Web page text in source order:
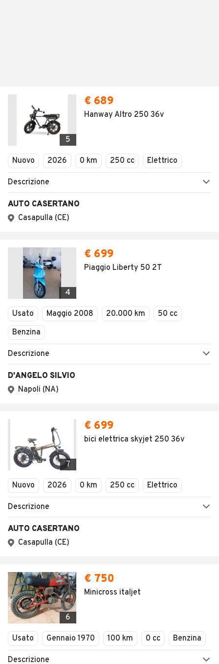
5
€ 689
Hanway Altro 250 36v
Nuovo 2026 0 km 250 cc Elettrico
Descrizione
AUTO CASERTANO
Casapulla (CE)
4
€ 699
Piaggio Liberty 50 2T
Usato Maggio 2008 20.000 km
50 cc
Benzina
Descrizione
D'ANGELO SILVIO
Napoli (NA)
7
€ 699
bici elettrica skyjet 250 36v
Nuovo 2026 0 km 250 cc Elettrico
Descrizione
AUTO CASERTANO
Casapulla (CE)
6
€ 750
Minicross italjet
Usato Gennaio 1970 100 km 0 cc Benzina
Descrizione